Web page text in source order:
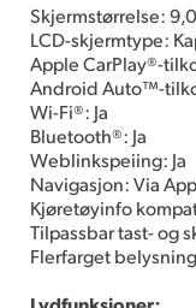
Skjermstørrelse:
LCD-skjermtype:
Apple CarPlay®-
Android Auto™-
Wi-Fi®: Ja
Bluetooth®: Ja
Weblinkspeiing: Ja
Navigasjon: Via
Kjøretøyinfo
Tilpassbar tast- og
Flerfarget